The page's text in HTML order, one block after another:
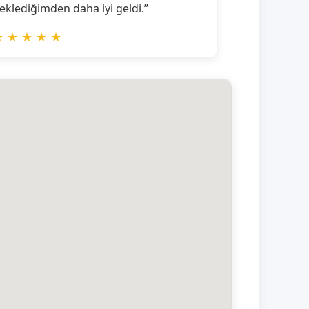
daha iyi geldi.”
★ ★ ★ ★